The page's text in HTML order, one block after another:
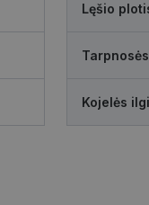
Lęšio
Kojelės